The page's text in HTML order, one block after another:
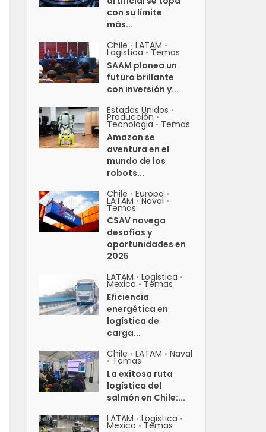
con su límite
más...
Chile • LATAM •
Logistica • Temas
SAAM planea un
futuro brillante
con inversión y...
Estados Unidos •
Producción •
Tecnologia • Temas
Amazon se
aventura en el
mundo de los
robots...
Chile • Europa •
LATAM • Naval •
Temas
CSAV navega
desafíos y
oportunidades en
2025
LATAM • Logistica •
Mexico • Temas
Eficiencia
energética en
logística de
carga...
Chile • LATAM • Naval
• Temas
La exitosa ruta
logística del
salmón en Chile:...
LATAM • Logistica •
Mexico • Temas